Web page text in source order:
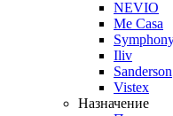
NEVIO
Me Casa
Iliv
Sanderson
Vistex
Назначение